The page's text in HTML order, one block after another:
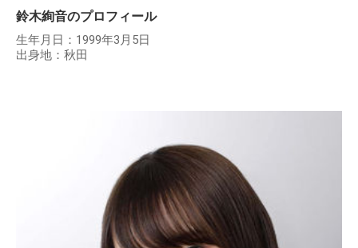
鈴木絢音のプロフィール
生年月日：1999年3月5日
出身地：秋田